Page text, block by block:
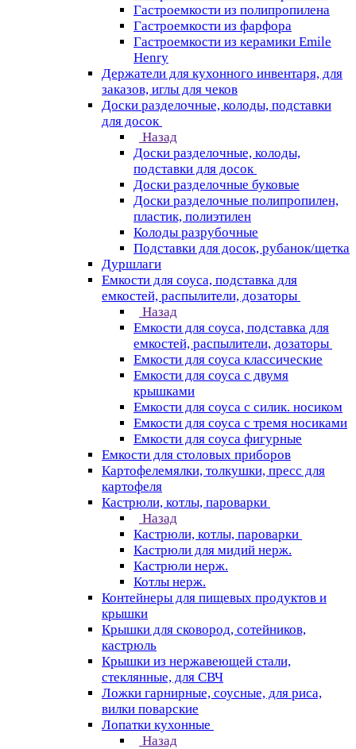
Гастроемкости из полипропилена
Гастроемкости из фарфора
Гастроемкости из керамики Emile
Henry
Держатели для кухонного инвентаря, для
заказов, иглы для чеков
Доски разделочные, колоды, подставки
для досок
Назад
Доски разделочные, колоды,
подставки для досок
Доски разделочные буковые
Доски разделочные полипропилен,
пластик, полиэтилен
Колоды разрубочные
Подставки для досок, рубанок/щетка
Дуршлаги
Емкости для соуса, подставка для
емкостей, распылители, дозаторы
Назад
Емкости для соуса, подставка для
емкостей, распылители, дозаторы
Емкости для соуса классические
Емкости для соуса с двумя
крышками
Емкости для соуса с силик. носиком
Емкости для соуса с тремя носиками
Емкости для соуса фигурные
Емкости для столовых приборов
Картофелемялки, толкушки, пресс для
картофеля
Кастрюли, котлы, пароварки
Назад
Кастрюли, котлы, пароварки
Кастрюли для мидий нерж.
Кастрюли нерж.
Котлы нерж.
Контейнеры для пищевых продуктов и
крышки
Крышки для сковород, сотейников,
кастрюль
Крышки из нержавеющей стали,
стеклянные, для СВЧ
Ложки гарнирные, соусные, для риса,
вилки поварские
Лопатки кухонные
Назад